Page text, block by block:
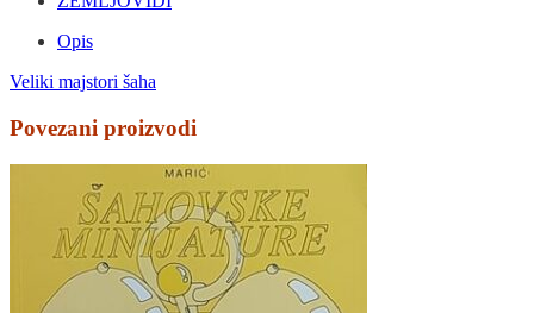
Opis
Veliki majstori šaha
Povezani proizvodi